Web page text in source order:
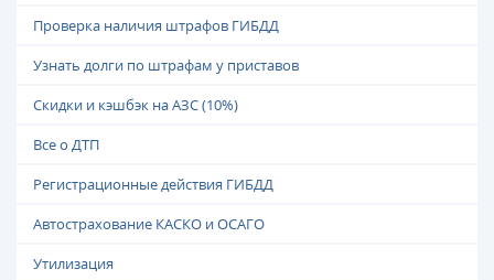
Проверка наличия штрафов ГИБДД
Узнать долги по штрафам у приставов
Скидки и кэшбэк на АЗС (10%)
Все о ДТП
Регистрационные действия ГИБДД
Автострахование КАСКО и ОСАГО
Утилизация